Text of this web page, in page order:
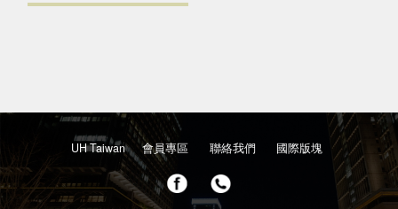
UH Taiwan 會員專區 聯絡我們 國際版塊